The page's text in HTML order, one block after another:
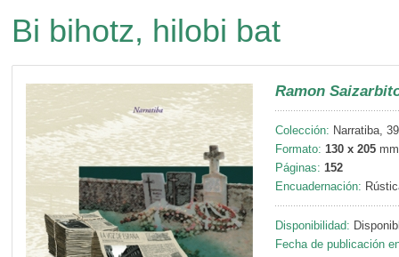
Bi bihotz, hilobi bat
Ramon
Colección: Narratiba, 39
Formato: 130 x 205 mm
Páginas: 152
Encuadernación:
Disponibilidad:
Fecha de publicación